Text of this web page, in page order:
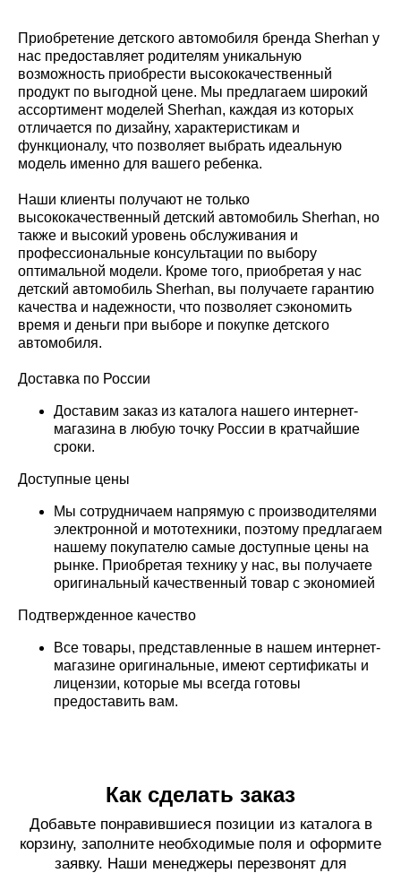
Приобретение детского автомобиля бренда Sherhan у
нас предоставляет родителям уникальную
возможность приобрести высококачественный
продукт по выгодной цене. Мы предлагаем широкий
ассортимент моделей Sherhan, каждая из которых
отличается по дизайну, характеристикам и
функционалу, что позволяет выбрать идеальную
модель именно для вашего ребенка.
Наши клиенты получают не только
высококачественный детский автомобиль Sherhan, но
также и высокий уровень обслуживания и
профессиональные консультации по выбору
оптимальной модели. Кроме того, приобретая у нас
детский автомобиль Sherhan, вы получаете гарантию
качества и надежности, что позволяет сэкономить
время и деньги при выборе и покупке детского
автомобиля.
Доставка по России
Доставим заказ из каталога нашего интернет-
магазина в любую точку России в кратчайшие
сроки.
Доступные цены
Мы сотрудничаем напрямую с производителями
электронной и мототехники, поэтому предлагаем
нашему покупателю самые доступные цены на
рынке. Приобретая технику у нас, вы получаете
оригинальный качественный товар с экономией
Подтвержденное качество
Все товары, представленные в нашем интернет-
магазине оригинальные, имеют сертификаты и
лицензии, которые мы всегда готовы
предоставить вам.
Как сделать заказ
Добавьте понравившиеся позиции из каталога в
корзину, заполните необходимые поля и оформите
заявку. Наши менеджеры перезвонят для